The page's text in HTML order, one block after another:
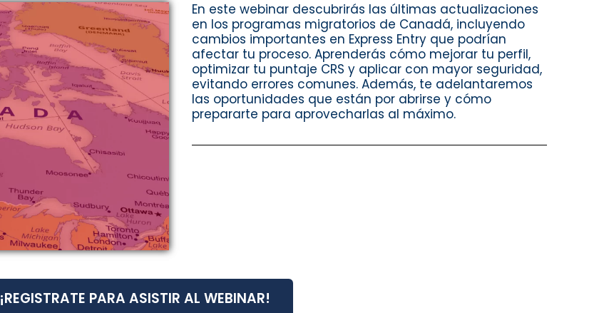
En este webinar descubrirás las últimas actualizaciones
en los programas migratorios de Canadá, incluyendo
cambios importantes en Express Entry que podrían
afectar tu proceso. Aprenderás cómo mejorar tu perfil,
optimizar tu puntaje CRS y aplicar con mayor seguridad,
evitando errores comunes. Además, te adelantaremos
las oportunidades que están por abrirse y cómo
prepararte para aprovecharlas al máximo.
¡REGISTRATE PARA ASISTIR AL WEBINAR!